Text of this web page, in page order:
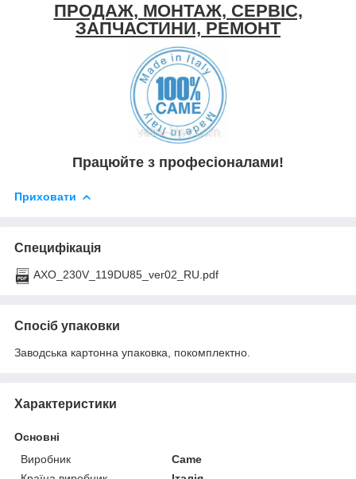
ПРОДАЖ, МОНТАЖ, СЕРВІС,
ЗАПЧАСТИНИ, РЕМОНТ
Працюйте з професіоналами!
Приховати
Специфікація
AXO_230V_119DU85_ver02_RU.pdf
Спосіб упаковки
Заводська картонна упаковка, покомплектно.
Характеристики
Основні
Виробник
Came